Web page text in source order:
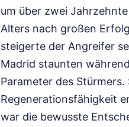
um über zwei
Alters nach großen
steigerte der Angreifer
Madrid staunten
Parameter des
Regenerationsfähigkeit
war die bewusste